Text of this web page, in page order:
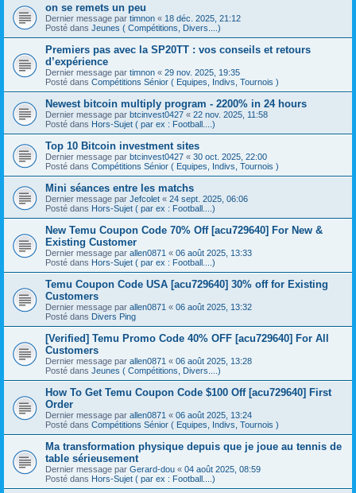
on se remets un peu
Dernier message par timnon « 18 déc. 2025, 21:12
Posté dans Jeunes ( Compétitions, Divers....)
Premiers pas avec la SP20TT : vos conseils et retours
d’expérience
Dernier message par timnon « 29 nov. 2025, 19:35
Posté dans Compétitions Sénior ( Equipes, Indivs, Tournois )
Newest bitcoin multiply program - 2200% in 24 hours
Dernier message par btcinvest0427 « 22 nov. 2025, 11:58
Posté dans Hors-Sujet ( par ex : Football....)
Top 10 Bitcoin investment sites
Dernier message par btcinvest0427 « 30 oct. 2025, 22:00
Posté dans Compétitions Sénior ( Equipes, Indivs, Tournois )
Mini séances entre les matchs
Dernier message par Jefcolet « 24 sept. 2025, 06:06
Posté dans Hors-Sujet ( par ex : Football....)
New Temu Coupon Code 70% Off [acu729640] For New &
Existing Customer
Dernier message par allen0871 « 06 août 2025, 13:33
Posté dans Hors-Sujet ( par ex : Football....)
Temu Coupon Code USA [acu729640] 30% off for Existing
Customers
Dernier message par allen0871 « 06 août 2025, 13:32
Posté dans Divers Ping
[Verified] Temu Promo Code 40% OFF [acu729640] For All
Customers
Dernier message par allen0871 « 06 août 2025, 13:28
Posté dans Jeunes ( Compétitions, Divers....)
How To Get Temu Coupon Code $100 Off [acu729640] First
Order
Dernier message par allen0871 « 06 août 2025, 13:24
Posté dans Compétitions Sénior ( Equipes, Indivs, Tournois )
Ma transformation physique depuis que je joue au tennis de
table sérieusement
Dernier message par Gerard-dou « 04 août 2025, 08:59
Posté dans Hors-Sujet ( par ex : Football....)